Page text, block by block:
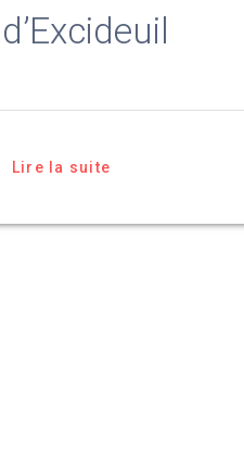
Lire la suite